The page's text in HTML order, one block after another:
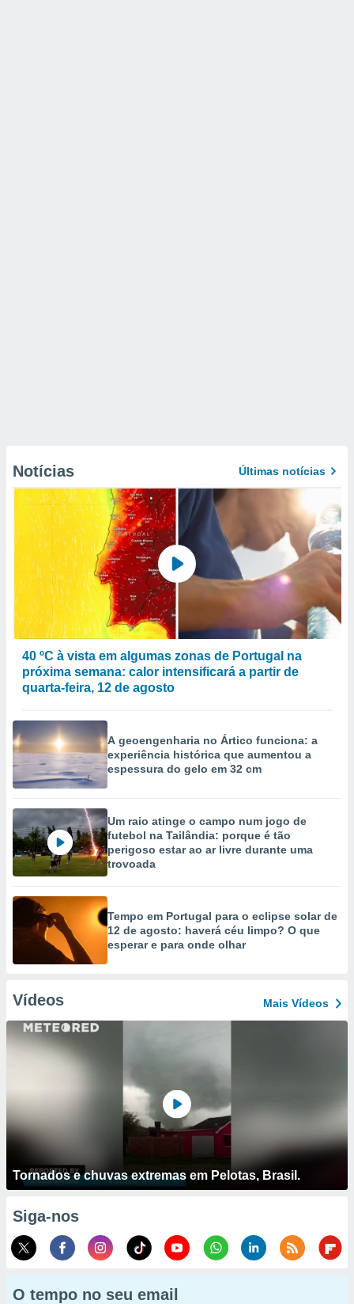
Notícias Últimas notícias
40 ºC à vista em algumas zonas de Portugal na
próxima semana: calor intensificará a partir de
quarta-feira, 12 de agosto
A geoengenharia no Ártico funciona: a
experiência histórica que aumentou a
espessura do gelo em 32 cm
Um raio atinge o campo num jogo de
futebol na Tailândia: porque é tão
perigoso estar ao ar livre durante uma
trovoada
Tempo em Portugal para o eclipse solar de
12 de agosto: haverá céu limpo? O que
esperar e para onde olhar
Vídeos Mais Vídeos
Tornados e chuvas extremas em Pelotas, Brasil.
Siga-nos
O tempo no seu email